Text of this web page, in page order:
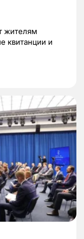
жителям
квитанции и